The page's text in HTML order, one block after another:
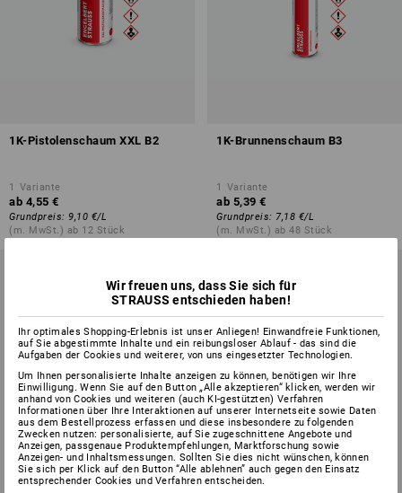
1K-Pistolenschaum XXL B2
1 Variante
ab 4,55 €
Grundpreis: 9,10 €/L
(m. MwSt.) ab 12 Stück
1K-Brunnenschaum B3
1 Variante
ab 5,39 €
Grundpreis: 7,18 €/L
(m. MwSt.) ab 48 Stück
Wir freuen uns, dass Sie sich für
STRAUSS entschieden haben!
Ihr optimales Shopping-Erlebnis ist unser Anliegen! Einwandfreie Funktionen,
auf Sie abgestimmte Inhalte und ein reibungsloser Ablauf - das sind die
Aufgaben der Cookies und weiterer, von uns eingesetzter Technologien.
Um Ihnen personalisierte Inhalte anzeigen zu können, benötigen wir Ihre
Einwilligung. Wenn Sie auf den Button „Alle akzeptieren“ klicken, werden wir
anhand von Cookies und weiteren (auch KI-gestützten) Verfahren
Informationen über Ihre Interaktionen auf unserer Internetseite sowie Daten
aus dem Bestellprozess erfassen und diese insbesondere zu folgenden
Zwecken nutzen: personalisierte, auf Sie zugeschnittene Angebote und
Anzeigen, passgenaue Produktempfehlungen, Marktforschung sowie
Anzeigen- und Inhaltsmessungen. Sollten Sie dies nicht wünschen, können
Sie sich per Klick auf den Button “Alle ablehnen” auch gegen den Einsatz
entsprechender Cookies und Verfahren entscheiden.